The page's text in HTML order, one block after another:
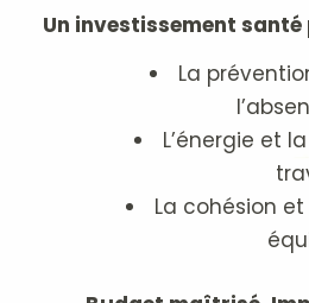
Un investissement
La
L’énergie et
La cohésion